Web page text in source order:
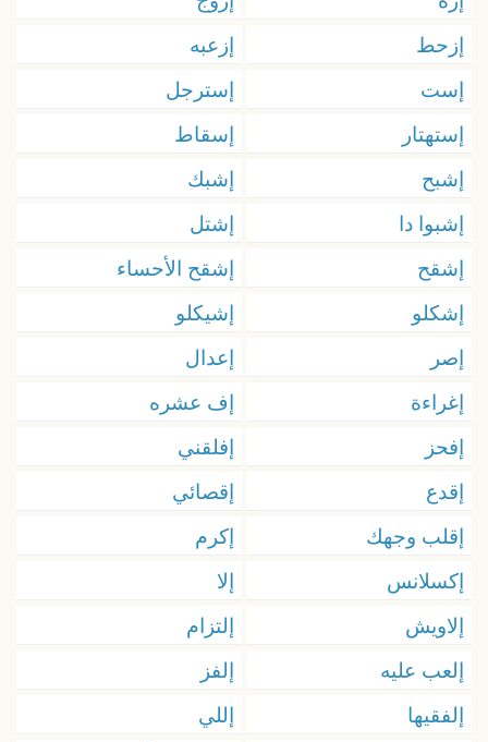
إزحط
إزعبه
إست
إسترجل
إستهتار
إسقاط
إشبح
إشبك
إشبوا دا
إشتل
إشقح
إشقح الأحساء
إشكلو
إشيكلو
إصر
إعدال
إغراءة
إف عشره
إفحز
إفلقني
إقدع
إقصائي
إقلب وجهك
إكرم
إكسلانس
إلا
إلاويش
إلتزام
إلعب عليه
إلفز
إلفقيها
إللي